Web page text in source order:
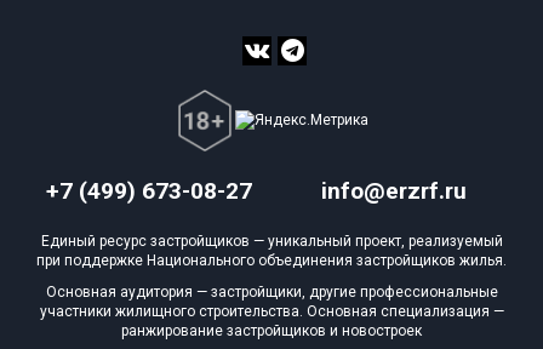
+7 (499) 673-08-27 info@erzrf.ru
Единый ресурс застройщиков — уникальный проект, реализуемый
при поддержке Национального объединения застройщиков жилья.
Основная аудитория — застройщики, другие профессиональные
участники жилищного строительства. Основная специализация —
ранжирование застройщиков и новостроек